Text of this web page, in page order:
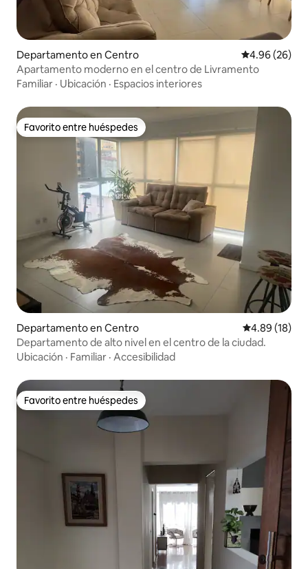
Departamento en Centro Calificación
4.96 (26)
Apartamento moderno en el centro de Livramento
Familiar · Ubicación · Espacios interiores
Favorito entre huéspedes
Favorito entre huéspedes
Departamento en Centro Calificación
4.89 (18)
Departamento de alto nivel en el centro de la ciudad.
Ubicación · Familiar · Accesibilidad
Favorito entre huéspedes
Favorito entre huéspedes